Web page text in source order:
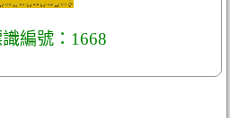
編號：1668